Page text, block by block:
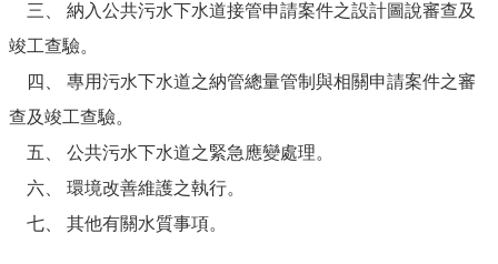
三、 納入公共污水下水道接管申請案件之設計圖說審查及
竣工查驗。
四、 專用污水下水道之納管總量管制與相關申請案件之審
查及竣工查驗。
五、 公共污水下水道之緊急應變處理。
六、 環境改善維護之執行。
七、 其他有關水質事項。